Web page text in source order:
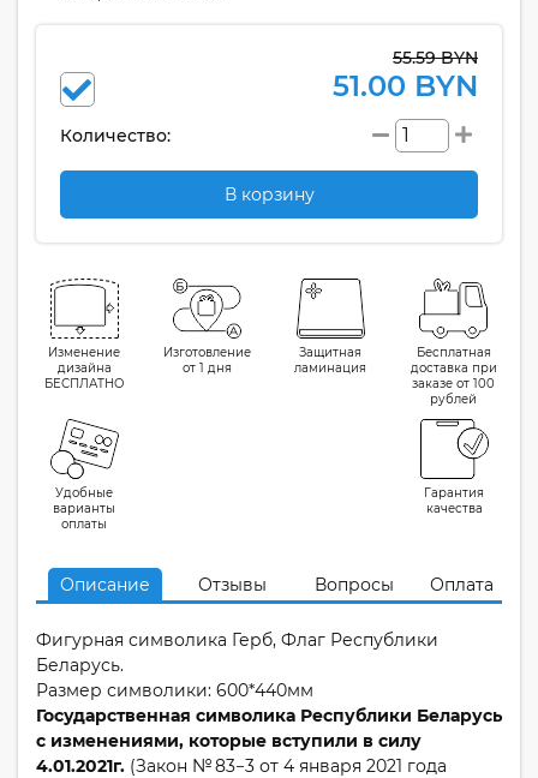
55.59 BYN
51.00 BYN
Количество:
В корзину
Изменение
дизайна
БЕСПЛАТНО
Изготовление
от 1 дня
Защитная
ламинация
Бесплатная
доставка при
заказе от 100
рублей
Удобные
варианты
оплаты
Гарантия
качества
Описание Отзывы Вопросы Оплата
Фигурная символика Герб, Флаг Республики
Беларусь.
Размер символики: 600*440мм
Государственная символика Республики Беларусь
с изменениями, которые вступили в силу
4.01.2021г. (Закон № 83−3 от 4 января 2021 года